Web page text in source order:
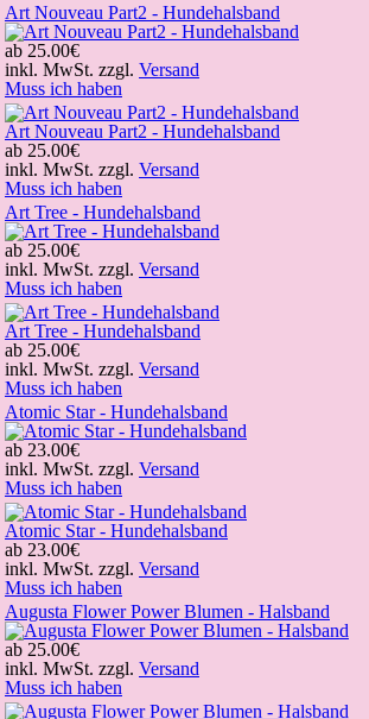
Art Nouveau Part2 - Hundehalsband
ab 25.00€
inkl. MwSt. zzgl. Versand
Muss ich haben
Art Nouveau Part2 - Hundehalsband
ab 25.00€
inkl. MwSt. zzgl. Versand
Muss ich haben
Art Tree - Hundehalsband
ab 25.00€
inkl. MwSt. zzgl. Versand
Muss ich haben
Art Tree - Hundehalsband
ab 25.00€
inkl. MwSt. zzgl. Versand
Muss ich haben
Atomic Star - Hundehalsband
ab 23.00€
inkl. MwSt. zzgl. Versand
Muss ich haben
Atomic Star - Hundehalsband
ab 23.00€
inkl. MwSt. zzgl. Versand
Muss ich haben
Augusta Flower Power Blumen - Halsband
ab 25.00€
inkl. MwSt. zzgl. Versand
Muss ich haben